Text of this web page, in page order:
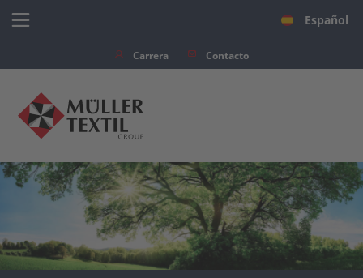
Atrás
Sostenibilidad
Protección del medio ambiente
Español
Carrera Contacto